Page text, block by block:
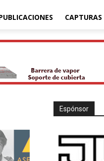
CAPTURAS
Espónsor